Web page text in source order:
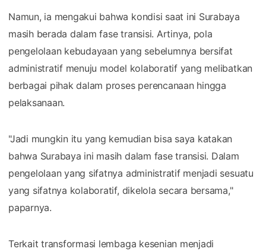
Namun, ia mengakui bahwa kondisi saat ini Surabaya
masih berada dalam fase transisi. Artinya, pola
pengelolaan kebudayaan yang sebelumnya bersifat
administratif menuju model kolaboratif yang melibatkan
berbagai pihak dalam proses perencanaan hingga
pelaksanaan.
"Jadi mungkin itu yang kemudian bisa saya katakan
bahwa Surabaya ini masih dalam fase transisi. Dalam
pengelolaan yang sifatnya administratif menjadi sesuatu
yang sifatnya kolaboratif, dikelola secara bersama,"
paparnya.
Terkait transformasi lembaga kesenian menjadi